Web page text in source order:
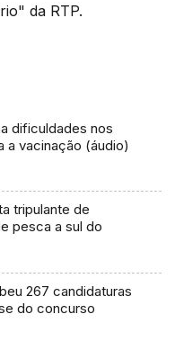
da RTP.
dificuldades nos
a vacinação (áudio)
tripulante de
pesca a sul do
267 candidaturas
do concurso